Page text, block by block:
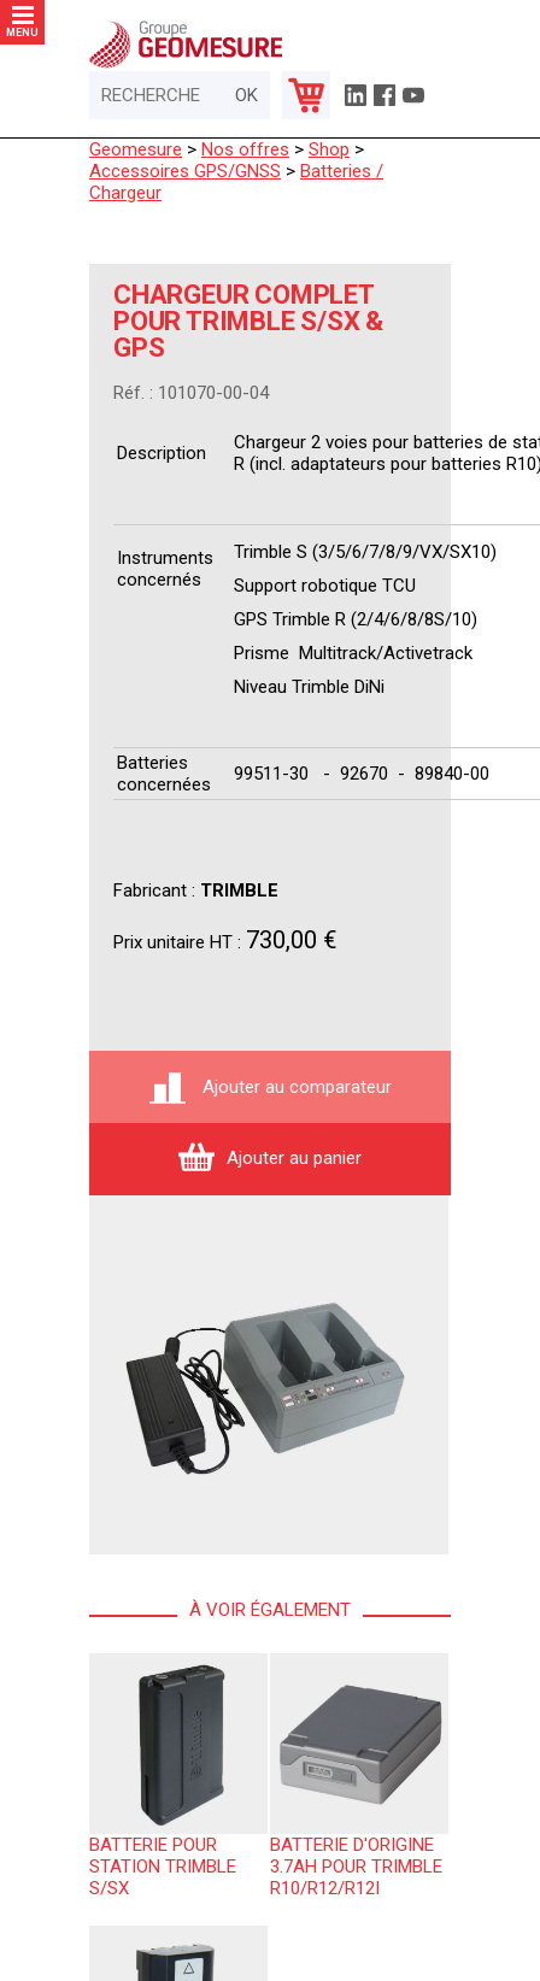
MENU
Geomesure > Nos offres > Shop >
Accessoires GPS/GNSS > Batteries /
Chargeur
CHARGEUR COMPLET
POUR TRIMBLE S/SX &
GPS
Réf. : 101070-00-04
Description
Chargeur 2 voies pour batteries de
R (incl. adaptateurs pour batteries
Instruments
concernés
Trimble S (3/5/6/7/8/9/VX/SX10)
Support robotique TCU
GPS Trimble R (2/4/6/8/8S/10)
Prisme Multitrack/Activetrack
Niveau Trimble DiNi
Batteries
concernées
99511-30 - 92670 - 89840-00
Fabricant : TRIMBLE
Prix unitaire HT : 730,00 €
Ajouter au comparateur
Ajouter au panier
À VOIR ÉGALEMENT
BATTERIE POUR
STATION TRIMBLE
S/SX
BATTERIE D'ORIGINE
3.7AH POUR TRIMBLE
R10/R12/R12I
Panneau de gestion des cookies